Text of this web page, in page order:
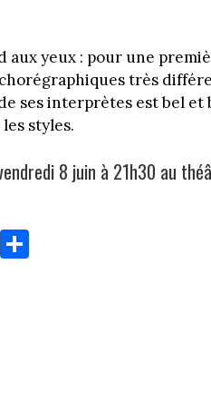
aux yeux : pour une
très
ses interprètes est bel et
styles.
8 juin à 21h30 au
E
m